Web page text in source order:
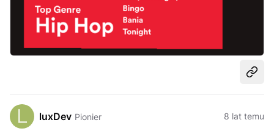
luxDev Pionier 8 lat temu